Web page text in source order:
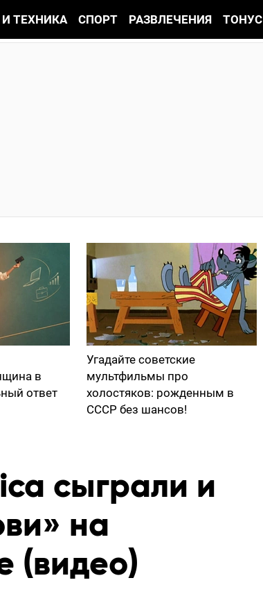
ТЕХНИКА СПОРТ РАЗВЛЕЧЕНИЯ ТОНУС
в
ответ
Угадайте советские
мультфильмы про
холостяков: рожденным в
СССР без шансов!
сыграли и
на
(видео)